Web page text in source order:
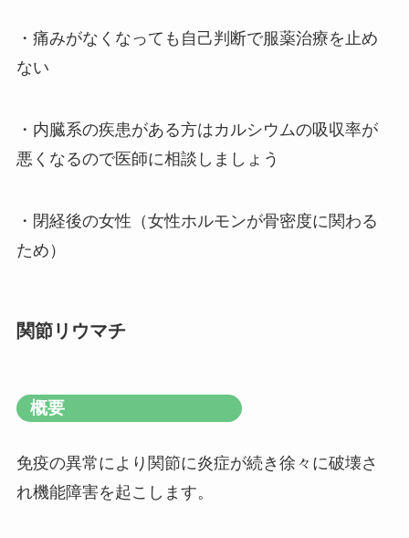
・痛みがなくなっても自己判断で服薬治療を止め
ない
・内臓系の疾患がある方はカルシウムの吸収率が
悪くなるので医師に相談しましょう
・閉経後の女性（女性ホルモンが骨密度に関わる
ため）
関節リウマチ
概要
免疫の異常により関節に炎症が続き徐々に破壊さ
れ機能障害を起こします。